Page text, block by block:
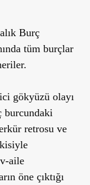
Burç
tüm burçlar
gökyüzü olayı
burcundaki
retrosu ve
aile
öne çıktığı